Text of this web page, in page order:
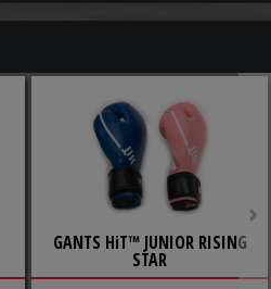
GANTS HiT™ JUNIOR RISING
STAR